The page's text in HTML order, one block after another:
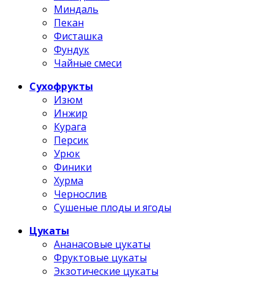
Миндаль
Пекан
Фисташка
Фундук
Чайные смеси
Сухофрукты
Изюм
Инжир
Курага
Персик
Урюк
Финики
Хурма
Чернослив
Сушеные плоды и ягоды
Цукаты
Ананасовые цукаты
Фруктовые цукаты
Экзотические цукаты